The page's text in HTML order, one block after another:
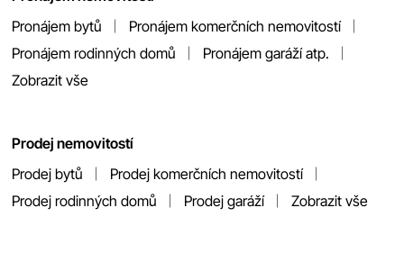
Pronájem bytů
Pronájem komerčních nemovitostí
Pronájem rodinných domů
Pronájem garáží atp.
Zobrazit vše
Prodej nemovitostí
Prodej bytů
Prodej komerčních nemovitostí
Prodej rodinných domů
Prodej garáží Zobrazit vše